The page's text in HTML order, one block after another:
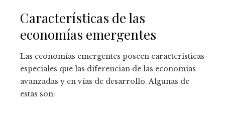
Características de las
economías emergentes
Las economías emergentes poseen características
especiales que las diferencian de las economías
avanzadas y en vías de desarrollo. Algunas de
estas son: